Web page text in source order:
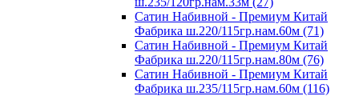
Сатин Набивной - Премиум Китай
Фабрика ш.220/115гр.нам.60м (71)
Сатин Набивной - Премиум Китай
Фабрика ш.220/115гр.нам.80м (76)
Сатин Набивной - Премиум Китай
Фабрика ш.235/115гр.нам.60м (116)